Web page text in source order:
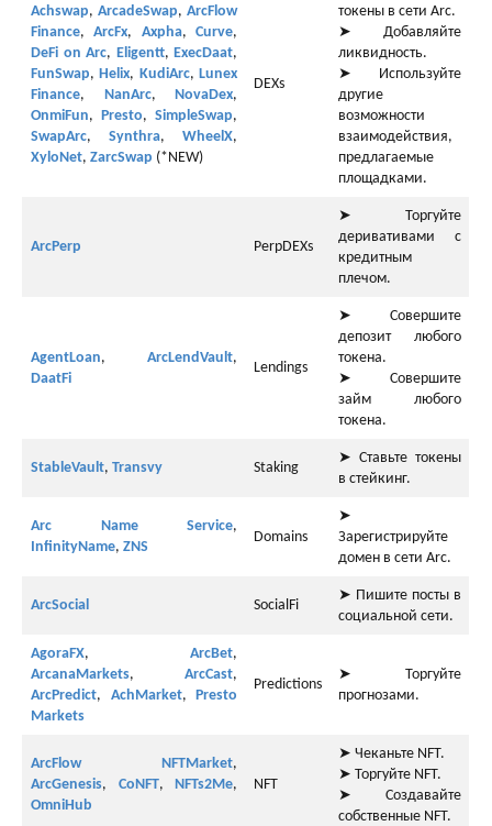
Achswap, ArcadeSwap, ArcFlow
Finance,ArcFx, Axpha,Curve,
DeFi on Arc, Eligentt, ExecDaat,
FunSwap, Helix, KudiArc, Lunex
Finance, NanArc, NovaDex,
OnmiFun, Presto, SimpleSwap,
SwapArc, Synthra, WheelX,
XyloNet, ZarcSwap (*NEW)
DEXs
токены в сети Arc.
➤ Добавляйте
ликвидность.
➤ Используйте
другие
возможности
взаимодействия,
предлагаемые
площадками.
ArcPerp PerpDEXs
➤ Торгуйте
деривативами с
кредитным
плечом.
AgentLoan, ArcLendVault,
DaatFi
Lendings
➤ Совершите
депозит любого
токена.
➤ Совершите
займ любого
токена.
StableVault, Transvy Staking
➤ Ставьте токены
в стейкинг.
Arc Name Service,
InfinityName, ZNS
Domains
➤
Зарегистрируйте
домен в сети Arc.
ArcSocial SocialFi
➤ Пишите посты в
социальной сети.
AgoraFX, ArcBet,
ArcanaMarkets, ArcCast,
ArcPredict, AchMarket,
Presto
Markets
Predictions
➤ Торгуйте
прогнозами.
ArcFlow NFTMarket,
ArcGenesis, CoNFT, NFTs2Me,
OmniHub
NFT
➤ Чеканьте NFT.
➤ Торгуйте NFT.
➤ Создавайте
собственные NFT.